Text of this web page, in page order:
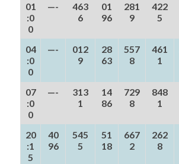
01
:0
0
—-
463
6
01
96
281
9
422
5
04
:0
0
—-
012
9
28
63
557
8
461
1
07
:0
0
—-
313
1
14
86
729
8
848
1
20
:1
5
40
96
545
5
51
18
667
2
262
8